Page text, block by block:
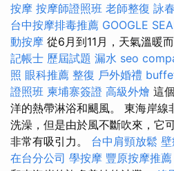
按摩 按摩師證照班 老師整復 詠春
台中按摩排毒推薦 GOOGLE
動按摩 從6月到11月，天氣溫暖
記帳士 歷屆試題 漏水 seo
照 眼科推薦 整復 戶外婚禮
證照班 柬埔寨簽證 高級外燴 這
洋的熱帶淋浴和颶風。 東海岸線
洗澡，但是由於風不斷吹來，它
非常有吸引力。 台中肩頸放鬆
在台分公司 學按摩 豐原按摩推薦